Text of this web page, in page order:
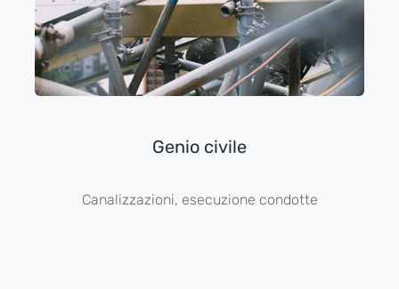
Genio civile
Canalizzazioni, esecuzione condotte